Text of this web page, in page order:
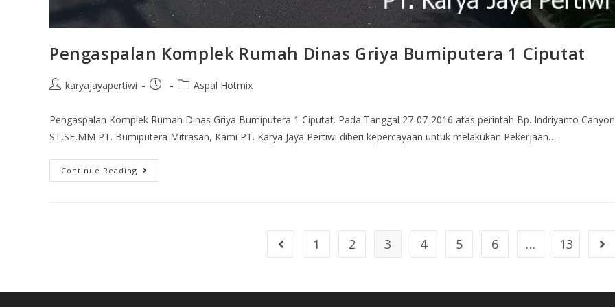
Pengaspalan Komplek Rumah Dinas Griya Bumiputera 1 Ciputat
karyajayapertiwi Aspal Hotmix
Pengaspalan Komplek Rumah Dinas Griya Bumiputera 1 Ciputat. Pada Tanggal 27-07-2016 atas perintah Bp. Indriyanto
ST,SE,MM PT. Bumiputera Mitrasan, Kami PT. Karya Jaya Pertiwi diberi kepercayaan untuk melakukan Pekerjaan…
Continue Reading
1 2 3 4 5 6 … 13